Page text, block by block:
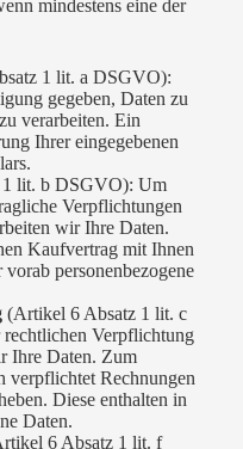
mindestens eine der
1 lit. a DSGVO):
gegeben, Daten zu
verarbeiten. Ein
Ihrer eingegebenen
lit. b DSGVO): Um
Verpflichtungen
wir Ihre Daten.
Kaufvertrag mit Ihnen
personenbezogene
(Artikel 6 Absatz 1 lit. c
Verpflichtung
Ihre Daten. Zum
verpflichtet Rechnungen
Diese enthalten in
Daten.
6 Absatz 1 lit. f